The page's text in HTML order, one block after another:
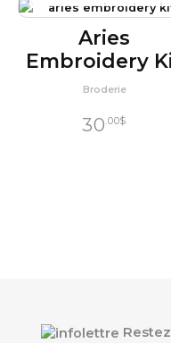
Aries
Embroidery
Broderie
30.00$